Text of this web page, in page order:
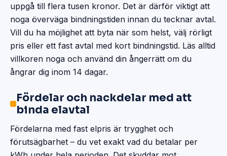
uppgå till flera tusen kronor. Det är därför viktigt att
noga överväga bindningstiden innan du tecknar avtal.
Vill du ha möjlighet att byta när som helst, välj rörligt
pris eller ett fast avtal med kort bindningstid. Läs alltid
villkoren noga och använd din ångerrätt om du
ångrar dig inom 14 dagar.
Fördelar och nackdelar med att
binda elavtal
Fördelarna med fast elpris är trygghet och
förutsägbarhet – du vet exakt vad du betalar per